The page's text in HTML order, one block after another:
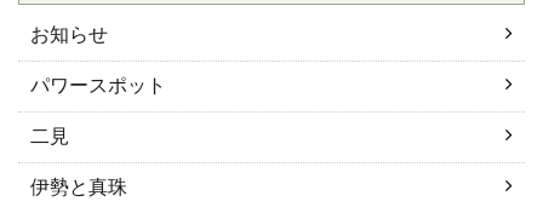
お知らせ
パワースポット
二見
伊勢と真珠